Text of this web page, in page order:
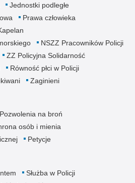
Jednostki podległe
Prawa człowieka
NSZZ Pracowników Policji
ZZ Policyjna Solidarność
Równość płci w Policji
Zaginieni
Pozwolenia na broń
osób i mienia
Petycje
Służba w Policji